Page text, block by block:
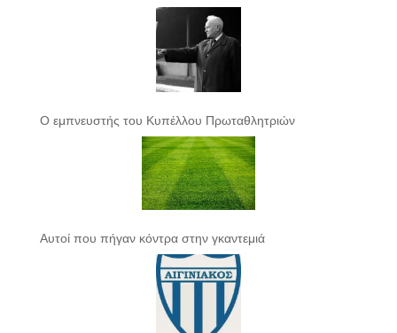
Ο εμπνευστής του Κυπέλλου Πρωταθλητριών
Αυτοί που πήγαν κόντρα στην γκαντεμιά